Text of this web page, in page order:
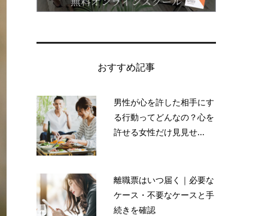
おすすめ記事
男性が心を許した相手にす
る行動ってどんなの？心を
許せる女性だけ見見せ...
離職票はいつ届く｜必要な
ケース・不要なケースと手
続きを確認